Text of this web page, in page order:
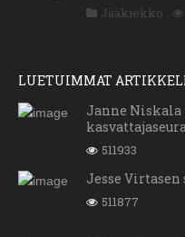
Jääkiekko
LUETUIMMAT
Janne
511933
Jesse
511877